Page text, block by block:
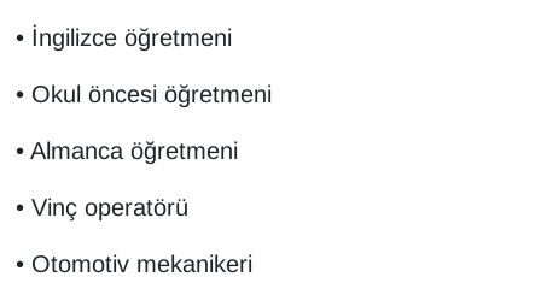
• İngilizce öğretmeni
• Okul öncesi öğretmeni
• Almanca öğretmeni
• Vinç operatörü
• Otomotiv mekanikeri